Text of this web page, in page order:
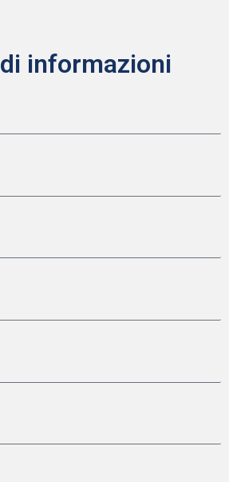
informazioni